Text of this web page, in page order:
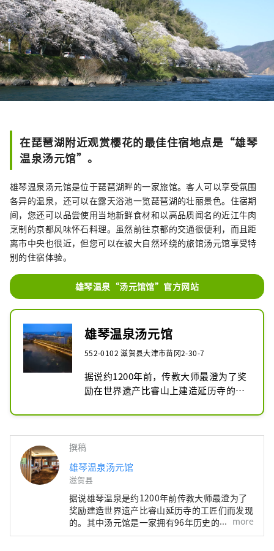
在琵琶湖附近观赏樱花的最佳住宿地点是“雄琴
温泉汤元馆”。
雄琴温泉汤元馆是位于琵琶湖畔的一家旅馆。客人可以享受氛围
各异的温泉，还可以在露天浴池一览琵琶湖的壮丽景色。住宿期
间，您还可以品尝使用当地新鲜食材和以高品质闻名的近江牛肉
烹制的京都风味怀石料理。虽然前往京都的交通很便利，而且距
离市中央也很近，但您可以在被大自然环绕的旅馆汤元馆享受特
别的住宿体验。
雄琴温泉“汤元馆馆”官方网站
雄琴温泉汤元馆
552-0102 滋贺县大津市苗冈2-30-7
据说约1200年前，传教大师最澄为了奖
励在世界遗产比睿山上建造延历寺的工
元馆是一家拥有96年历史的老字号旅
馆。其受欢迎的秘诀在于其四种不同的
温泉，包括位于 11 楼可以俯瞰琵琶湖
的露天浴池以及让人感觉置身于森林温
泉的温泉，以及采用精心挑选的时令食
材烹制的京都风格怀石料理，其中包括
日本三大和牛品牌之一的“认证近江牛
肉”。虽然距离京都仅有 20 分钟的火
车车程，但这座旅馆被琵琶湖和平良山
撰稿
雄琴温泉汤元馆
滋贺县
据说雄琴温泉是约1200年前传教大师最澄为了
奖励建造世界遗产比睿山延历寺的工匠们而发现
的。其中汤元馆是一家拥有96年历史的老字号
旅馆。其受欢迎的秘诀在于其四种不同的温泉，
more